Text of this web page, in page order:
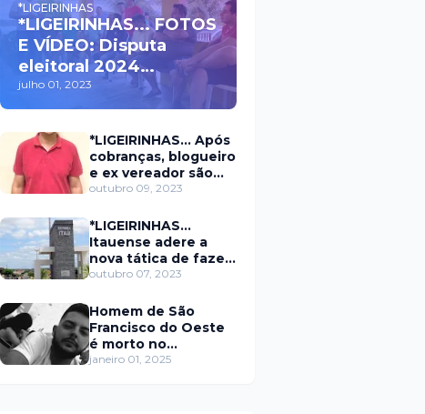
*LIGEIRINHAS
*LIGEIRINHAS... FOTOS
E VÍDEO: Disputa
eleitoral 2024
movimenta políticos
da oposição em Itaú na
escolha do candidato
a prefeito
julho 01, 2023
*LIGEIRINHAS... Após
cobranças, blogueiro
e ex vereador são
xingados pelo
prefeitura de Itaú
outubro 09, 2023
*LIGEIRINHAS...
Itauense adere a
nova tática de fazer
exame através de
outubro 07, 2023
Homem de São
Francisco do Oeste
é morto no
município de
janeiro 01, 2025